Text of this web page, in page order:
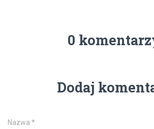
0
Dodaj
Nazwa *